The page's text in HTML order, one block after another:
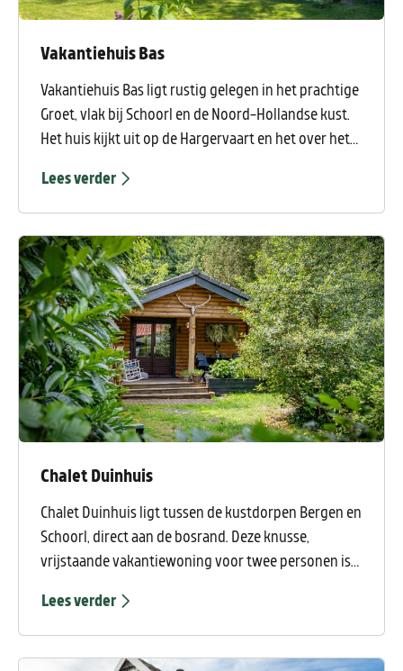
Vakantiehuis Bas
Vakantiehuis Bas ligt rustig gelegen in het prachtige
Groet, vlak bij Schoorl en de Noord-Hollandse kust.
Het huis kijkt uit op de Hargervaart en het over het
je de Schoorlse Duinen in en het strand en de zee
bereik je in enkele minuten fietsen. De omgeving is
ideaal voor wandelen, fietsen en genieten van
natuur en rust.
Lees verder
Chalet Duinhuis
Chalet Duinhuis ligt tussen de kustdorpen Bergen en
Schoorl, direct aan de bosrand. Deze knusse,
vrijstaande vakantiewoning voor twee personen is
ontspanning. Het chalet staat aan de voet van de
hoogste duinen van Nederland, met het centrum en
het strand op fietsafstand.
Lees verder